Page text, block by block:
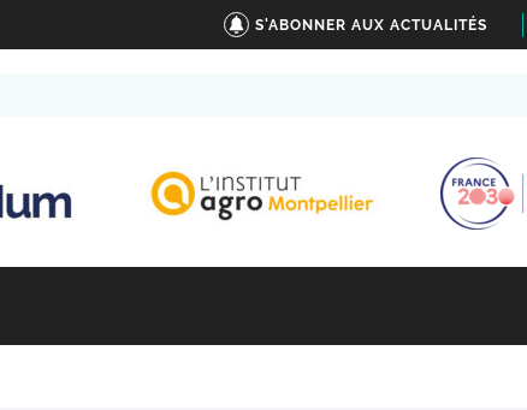
S'ABONNER AUX ACTUALITÉS